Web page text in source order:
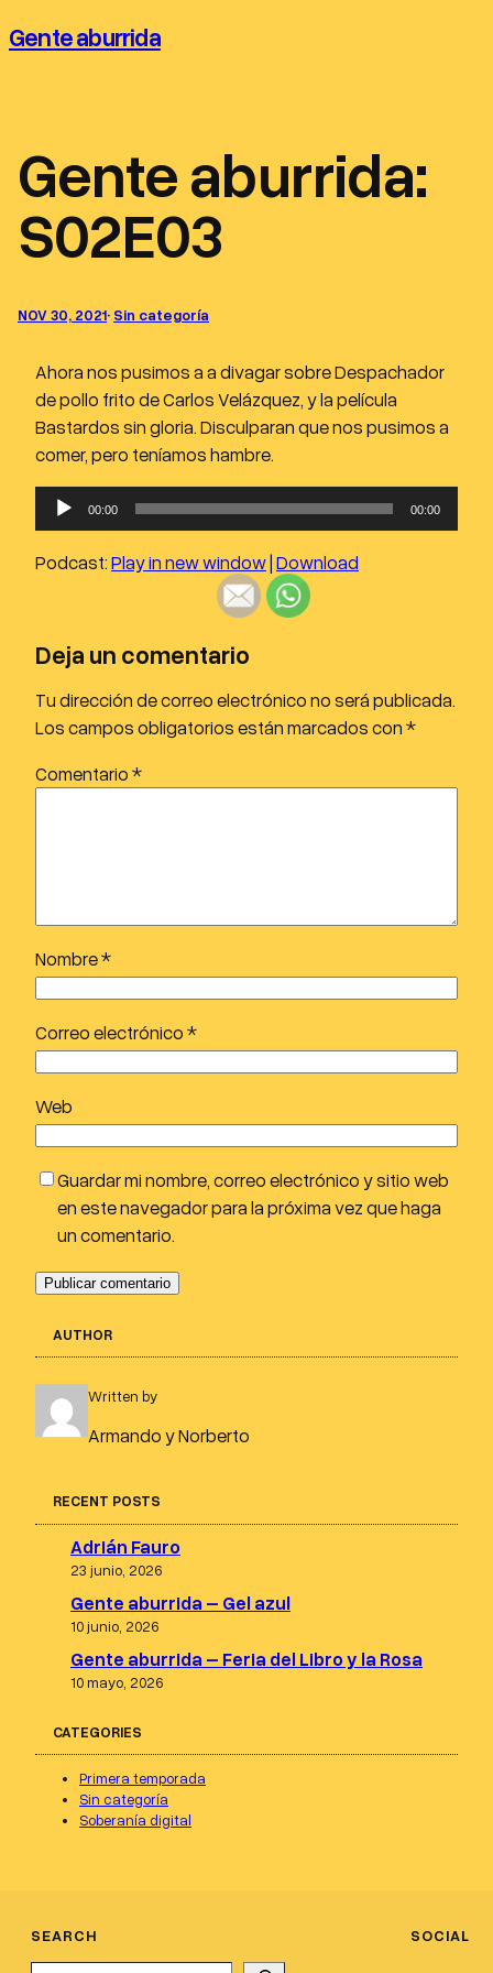
alGente aburrida
Gente aburrida:
S02E03
NOV 30, 2021· Sin categoría
Ahora nos pusimos a a divagar sobre Despachador
de pollo frito de Carlos Velázquez, y la película
Bastardos sin gloria. Disculparan que nos pusimos a
comer, pero teníamos hambre.
e
p
u
c
t
r
o
00:00 00:00
Podcast:Play in new window|Download
Deja un comentario
Tu dirección de correo electrónico no será publicada.
Los campos obligatorios están marcados con*
Comentario*
Nombre*
Correo electrónico*
Web
Guardar mi nombre, correo electrónico y sitio web
en este navegador para la próxima vez que haga
un comentario.
AUTHOR
Written by
Armando y Norberto
RECENT POSTS
Adrián Fauro
23 junio, 2026
Gente aburrida – Gel azul
10 junio, 2026
Gente aburrida – Feria del Libro y la Rosa
10 mayo, 2026
CATEGORIES
Primera temporada
Sin categoría
Soberanía digital
SEARCH SOCIAL